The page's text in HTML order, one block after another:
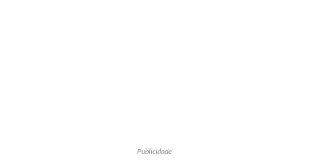
Publicidade